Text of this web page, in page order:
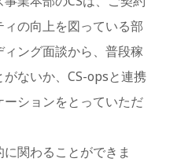
の向上を図っている部
ング面談から、普段稼
ないか、CS-opsと連携
ションをとっていただ
関わることができま